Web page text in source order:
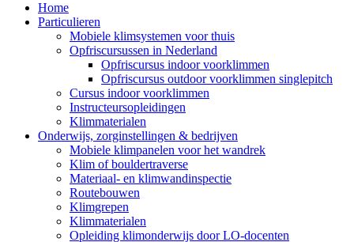
Home
Particulieren
Mobiele klimsystemen voor thuis
Opfriscursussen in Nederland
Opfriscursus indoor voorklimmen
Opfriscursus outdoor voorklimmen singlepitch
Cursus indoor voorklimmen
Instructeursopleidingen
Klimmaterialen
Onderwijs, zorginstellingen & bedrijven
Mobiele klimpanelen voor het wandrek
Klim of bouldertraverse
Materiaal- en klimwandinspectie
Routebouwen
Klimgrepen
Klimmaterialen
Opleiding klimonderwijs door LO-docenten